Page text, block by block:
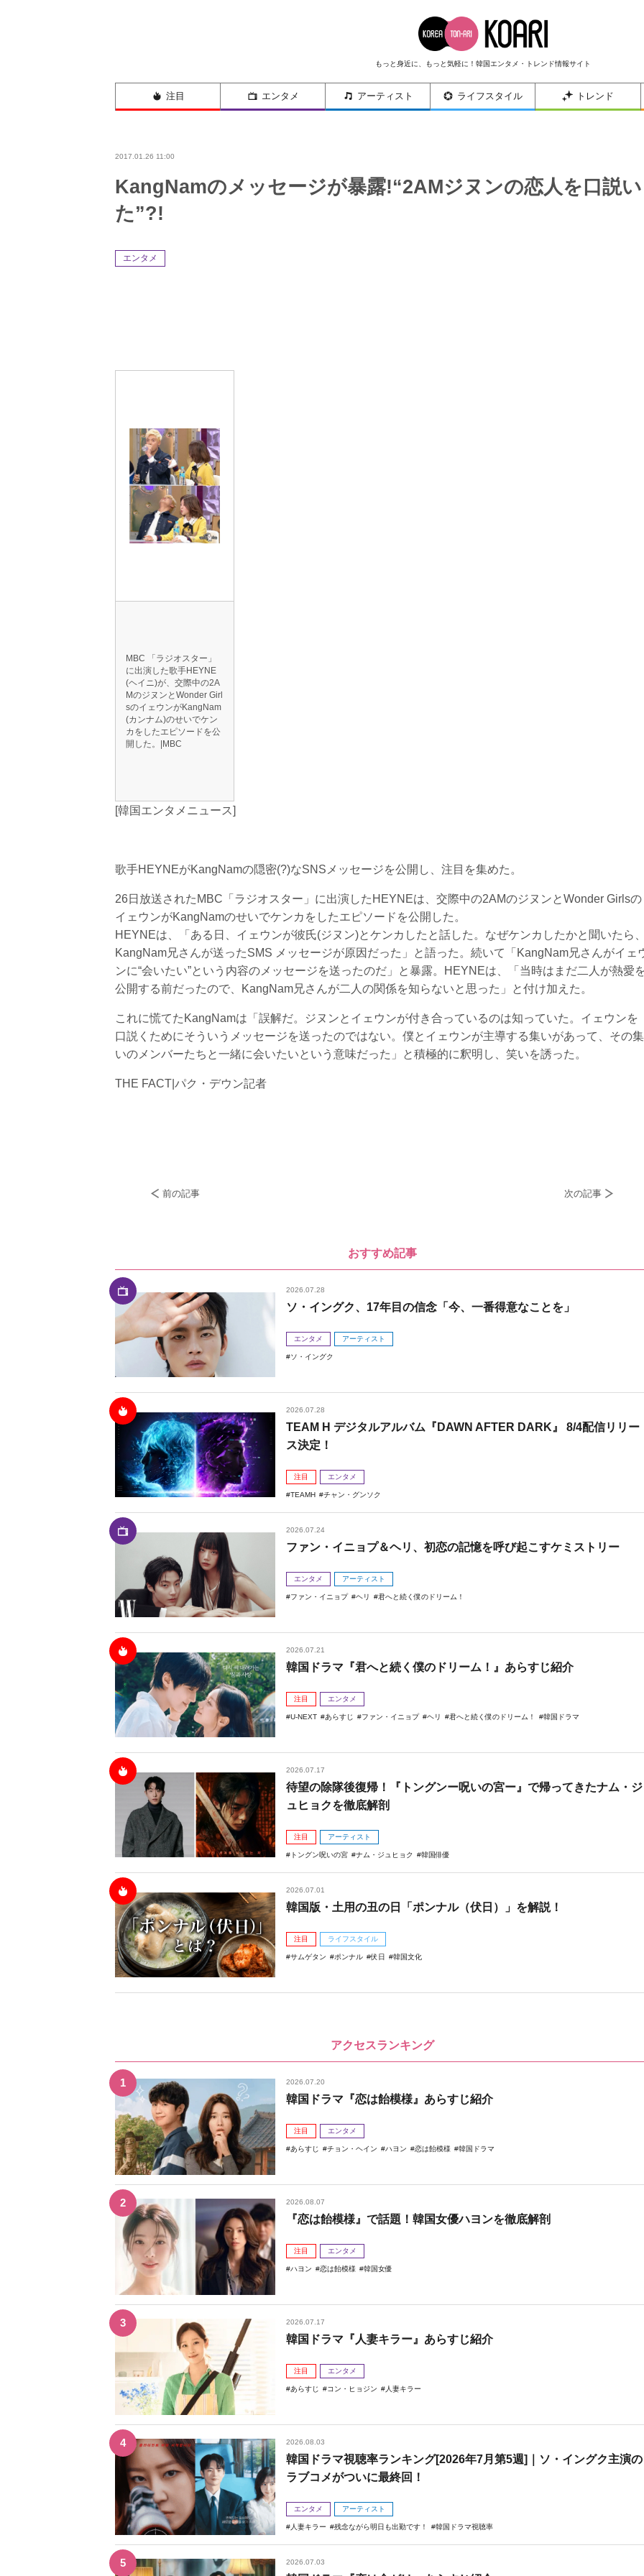
もっと身近に、もっと気軽に！韓国エンタメ・トレンド情報サイト
注目 エンタメ アーティスト ライフスタイル トレンド
2017.01.26 11:00
KangNamのメッセージが暴露!“2AMジヌンの恋人を口説い
た”?!
エンタメ
MBC 「ラジオスター」
に出演した歌手HEYNE
(ヘイニ)が、交際中の2A
MのジヌンとWonder Girl
sのイェウンがKangNam
(カンナム)のせいでケン
カをしたエピソードを公
開した。|MBC
[韓国エンタメニュース]
歌手HEYNEがKangNamの隠密(?)なSNSメッセージを公開し、注目を集めた。
26日放送されたMBC「ラジオスター」に出演したHEYNEは、交際中の2AMのジヌンとWonder Girlsの
イェウンがKangNamのせいでケンカをしたエピソードを公開した。
HEYNEは、「ある日、イェウンが彼氏(ジヌン)とケンカしたと話した。なぜケンカしたかと聞いたら
KangNam兄さんが送ったSMS メッセージが原因だった」と語った。続いて「KangNam兄さんがイェ
ンに“会いたい”という内容のメッセージを送ったのだ」と暴露。HEYNEは、「当時はまだ二人が熱愛
公開する前だったので、KangNam兄さんが二人の関係を知らないと思った」と付け加えた。
これに慌てたKangNamは「誤解だ。ジヌンとイェウンが付き合っているのは知っていた。イェウンを
口説くためにそういうメッセージを送ったのではない。僕とイェウンが主導する集いがあって、その集
いのメンバーたちと一緒に会いたいという意味だった」と積極的に釈明し、笑いを誘った。
THE FACT|パク・デウン記者
前の記事 次の記事
おすすめ記事
2026.07.28
ソ・イングク、17年目の信念「今、一番得意なことを」
エンタメ アーティスト
ソ・イングク
2026.07.28
TEAM H デジタルアルバム『DAWN AFTER DARK』 8/4配信リリー
ス決定！
注目 エンタメ
TEAMH チャン・グンソク
2026.07.24
ファン・イニョプ＆ヘリ、初恋の記憶を呼び起こすケミストリー
エンタメ アーティスト
ファン・イニョプ ヘリ 君へと続く僕のドリーム！
2026.07.21
韓国ドラマ『君へと続く僕のドリーム！』あらすじ紹介
注目 エンタメ
U-NEXT あらすじ ファン・イニョプ ヘリ 君へと続く僕のドリーム！ 韓国ドラマ
2026.07.17
待望の除隊後復帰！『トングンー呪いの宮ー』で帰ってきたナム・ジ
ュヒョクを徹底解剖
注目 アーティスト
トングン呪いの宮 ナム・ジュヒョク 韓国俳優
2026.07.01
韓国版・土用の丑の日「ポンナル（伏日）」を解説！
注目 ライフスタイル
サムゲタン ポンナル 伏日 韓国文化
アクセスランキング
2026.07.20
韓国ドラマ『恋は飴模様』あらすじ紹介
注目 エンタメ
あらすじ チョン・ヘイン ハヨン 恋は飴模様 韓国ドラマ
2026.08.07
『恋は飴模様』で話題！韓国女優ハヨンを徹底解剖
注目 エンタメ
ハヨン 恋は飴模様 韓国女優
2026.07.17
韓国ドラマ『人妻キラー』あらすじ紹介
注目 エンタメ
あらすじ コン・ヒョジン 人妻キラー
2026.08.03
韓国ドラマ視聴率ランキング[2026年7月第5週]｜ソ・イングク主演の
ラブコメがついに最終回！
エンタメ アーティスト
人妻キラー 残念ながら明日も出勤です！ 韓国ドラマ視聴率
2026.07.03